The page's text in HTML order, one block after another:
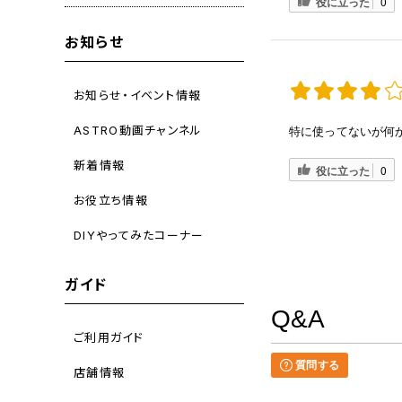
お知らせ
お知らせ・イベント情報
ASTRO動画チャンネル
新着情報
お役立ち情報
DIYやってみたコーナー
ガイド
ご利用ガイド
店舗情報
特に使ってないが何
役に立った 0
Q&A
質問する